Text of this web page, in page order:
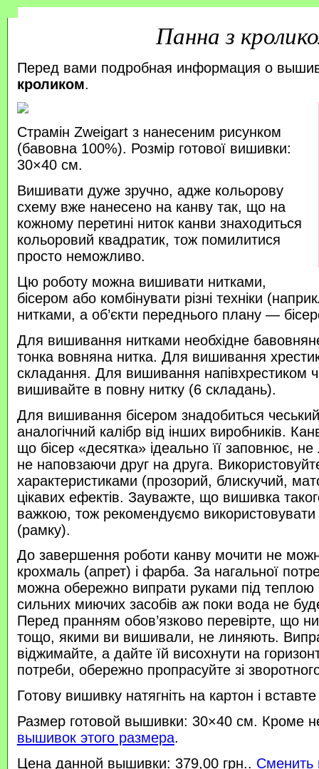
Панна з
Перед вами подробная информация о
кроликом.
Страмін Zweigart з нанесеним рисунком
(бавовна 100%). Розмір готової вишивки:
30×40 см.
Вишивати дуже зручно, адже кольорову
схему вже нанесено на канву так, що на
кожному перетині ниток канви знаходиться
кольоровий квадратик, тож помилитися
просто неможливо.
Цю роботу можна вишивати нитками,
бісером або комбінувати різні техніки
нитками, а об’єкти переднього плану —
Для вишивання нитками необхідне
тонка вовняна нитка. Для вишивання
складання. Для вишивання напівхрестиком
вишивайте в повну нитку (6 складань).
Для вишивання бісером знадобиться
аналогічний калібр від інших виробників.
що бісер «десятка» ідеально її заповнює,
не наповзаючи друг на друга.
характеристиками (прозорий, блискучий,
цікавих ефектів. Зауважте, що вишивка
важкою, тож рекомендуємо
(рамку).
До завершення роботи канву мочити не
крохмаль (апрет) і фарба. За нагальної
можна обережно випрати руками під
сильних миючих засобів аж поки вода не
Перед пранням обов’язково перевірте, що
тощо, якими ви вишивали, не линяють.
віджимайте, а дайте їй висохнути на
потреби, обережно пропрасуйте зі
Готову вишивку натягніть на картон і
Размер готовой вышивки: 30×40 см. Кроме
вышивок этого размера.
Цена данной вышивки: 379,00 грн.. Сменить